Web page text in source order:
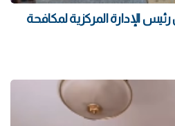
الإدارة المركزية لمكافحة